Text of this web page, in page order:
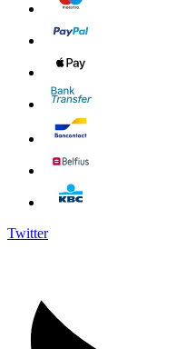
Twitter